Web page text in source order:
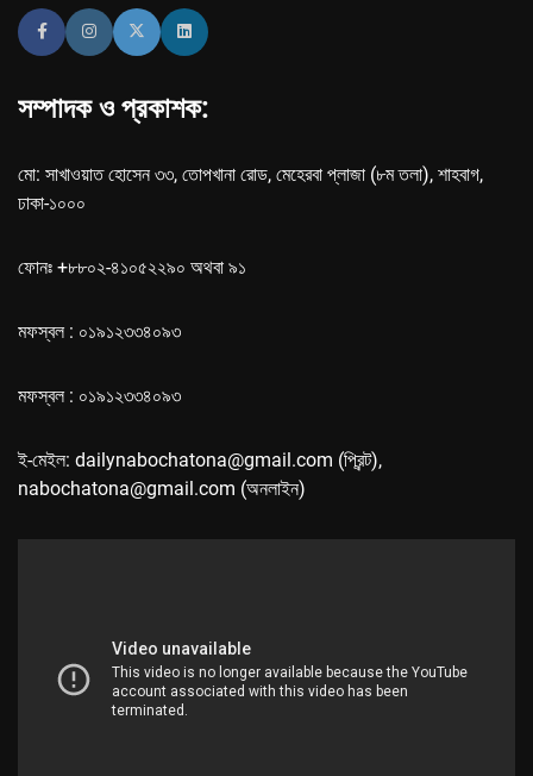
সম্পাদক ও প্রকাশক:
মো: সাখাওয়াত হোসেন ৩৩, তোপখানা রোড, মেহেরবা প্লাজা (৮ম তলা), শাহবাগ,
ঢাকা-১০০০
ফোনঃ +৮৮০২-৪১০৫২২৯০ অথবা ৯১
মফস্বল : ০১৯১২৩৩৪০৯৩
মফস্বল : ০১৯১২৩৩৪০৯৩
ই-মেইল: dailynabochatona@gmail.com (প্রিন্ট),
nabochatona@gmail.com (অনলাইন)